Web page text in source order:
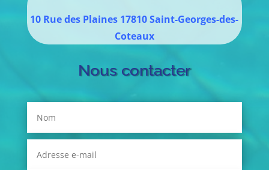
10 Rue des Plaines 17810Saint-Georges-des-
Coteaux
Nous contacter